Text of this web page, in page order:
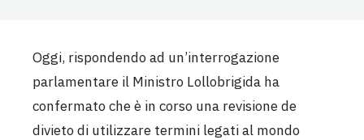
Oggi, rispondendo ad un’interrogazione
parlamentare il Ministro Lollobrigida ha
confermato che è in corso una revisione de
divieto di utilizzare termini legati al mondo